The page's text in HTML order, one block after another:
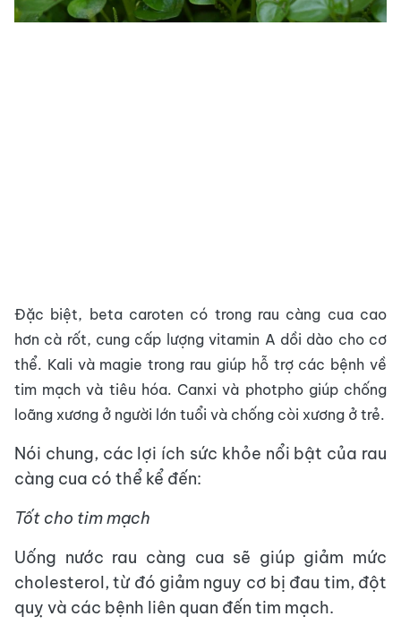
Đặc biệt, beta caroten có trong rau càng cua cao
hơn cà rốt, cung cấp lượng vitamin A dồi dào cho cơ
thể. Kali và magie trong rau giúp hỗ trợ các bệnh về
tim mạch và tiêu hóa. Canxi và photpho giúp chống
loãng xương ở người lớn tuổi và chống còi xương ở trẻ.
Nói chung, các lợi ích sức khỏe nổi bật của rau
càng cua có thể kể đến:
Tốt cho tim mạch
Uống nước rau càng cua sẽ giúp giảm mức
cholesterol, từ đó giảm nguy cơ bị đau tim, đột
quỵ và các bệnh liên quan đến tim mạch.